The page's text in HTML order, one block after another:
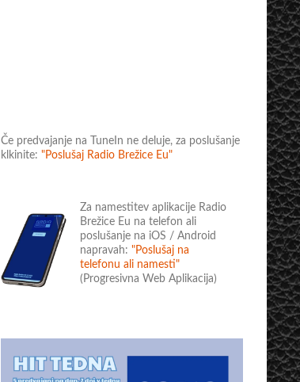
Če predvajanje na TuneIn ne deluje, za poslušanje
klkinite: "Poslušaj Radio Brežice Eu"
Za namestitev aplikacije Radio
Brežice Eu na telefon ali
poslušanje na iOS / Android
napravah: "Poslušaj na
telefonu ali namesti"
(Progresivna Web Aplikacija)